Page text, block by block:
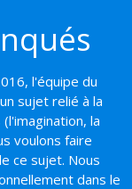
l'équipe du
sujet relié à la
la
voulons faire
ce sujet. Nous
dans le